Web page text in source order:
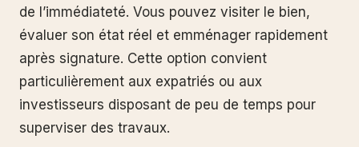
de l’immédiateté. Vous pouvez visiter le bien,
évaluer son état réel et emménager rapidement
après signature. Cette option convient
particulièrement aux expatriés ou aux
investisseurs disposant de peu de temps pour
superviser des travaux.